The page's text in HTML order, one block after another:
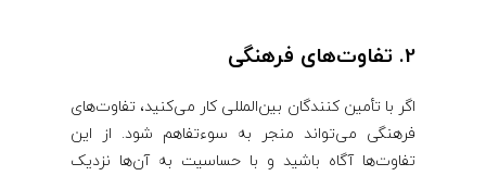
2. تفاوت‌های فرهنگی
اگر با تأمین ‌کنندگان بین‌المللی کار می‌کنید، تفاوت‌های
فرهنگی می‌تواند منجر به سوءتفاهم شود. از این
تفاوت‌ها آگاه باشید و با حساسیت به آن‌ها نزدیک